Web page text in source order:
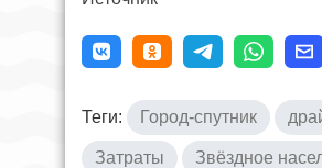
Теги: Город-спутник
Затраты Звёздное